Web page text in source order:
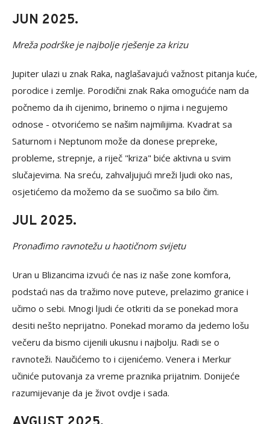
JUN 2025.
Mreža podrške je najbolje rješenje za krizu
Jupiter ulazi u znak Raka, naglašavajući važnost pitanja kuće,
porodice i zemlje. Porodični znak Raka omogućiće nam da
počnemo da ih cijenimo, brinemo o njima i negujemo
odnose - otvorićemo se našim najmilijima. Kvadrat sa
Saturnom i Neptunom može da donese prepreke,
probleme, strepnje, a riječ "kriza" biće aktivna u svim
slučajevima. Na sreću, zahvaljujući mreži ljudi oko nas,
osjetićemo da možemo da se suočimo sa bilo čim.
JUL 2025.
Pronađimo ravnotežu u haotičnom svijetu
Uran u Blizancima izvući će nas iz naše zone komfora,
podstaći nas da tražimo nove puteve, prelazimo granice i
učimo o sebi. Mnogi ljudi će otkriti da se ponekad mora
desiti nešto neprijatno. Ponekad moramo da jedemo lošu
večeru da bismo cijenili ukusnu i najbolju. Radi se o
ravnoteži. Naučićemo to i cijenićemo. Venera i Merkur
učiniće putovanja za vreme praznika prijatnim. Donijeće
razumijevanje da je život ovdje i sada.